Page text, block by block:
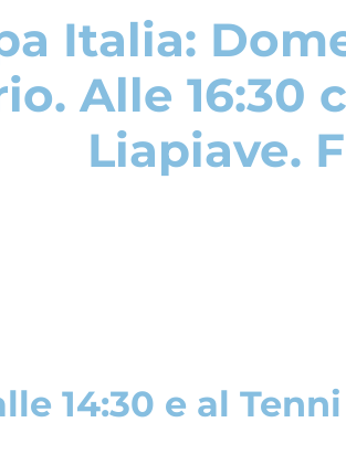
Italia:
Alle 16:30
Liapiave.
14:30 e al